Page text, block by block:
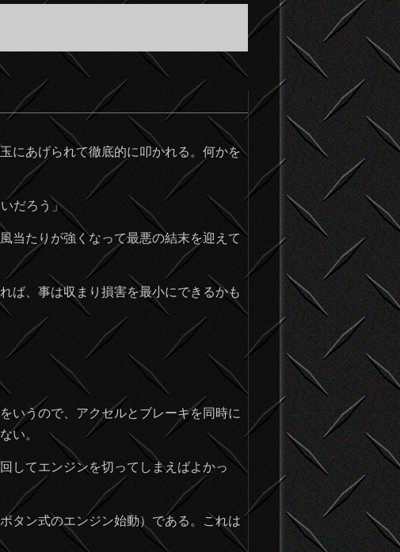
にあげられて徹底的に叩かれる。何かを
だろう」
たりが強くなって最悪の結末を迎えて
ば、事は収まり損害を最小にできるかも
いうので、アクセルとブレーキを同時に
い。
してエンジンを切ってしまえばよかっ
タン式のエンジン始動）である。これは